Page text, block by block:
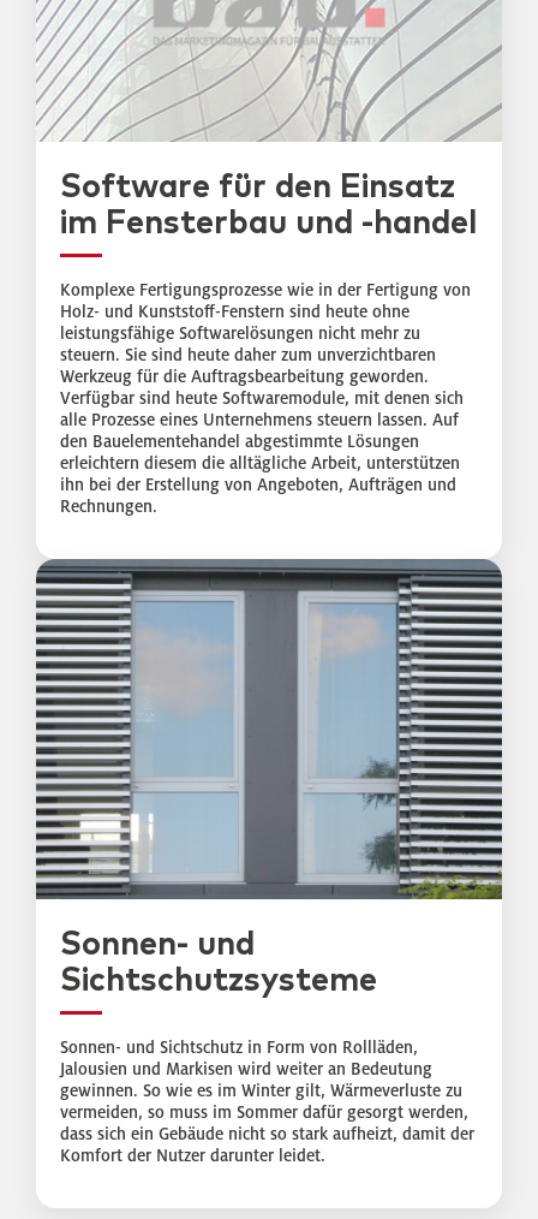
Software für den Einsatz
im Fensterbau und -handel
Komplexe Fertigungsprozesse wie in der Fertigung von
Holz- und Kunststoff-Fenstern sind heute ohne
leistungsfähige Softwarelösungen nicht mehr zu
steuern. Sie sind heute daher zum unverzichtbaren
Werkzeug für die Auftragsbearbeitung geworden.
Verfügbar sind heute Softwaremodule, mit denen sich
alle Prozesse eines Unternehmens steuern lassen. Auf
den Bauelementehandel abgestimmte Lösungen
erleichtern diesem die alltägliche Arbeit, unterstützen
ihn bei der Erstellung von Angeboten, Aufträgen und
Rechnungen.
Sonnen- und
Sichtschutzsysteme
Sonnen- und Sichtschutz in Form von Rollläden,
Jalousien und Markisen wird weiter an Bedeutung
gewinnen. So wie es im Winter gilt, Wärmeverluste zu
vermeiden, so muss im Sommer dafür gesorgt werden,
dass sich ein Gebäude nicht so stark aufheizt, damit der
Komfort der Nutzer darunter leidet.